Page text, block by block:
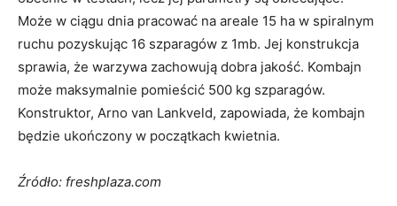
Może w ciągu dnia pracować na areale 15 ha w spiralnym
ruchu pozyskując 16 szparagów z 1mb. Jej konstrukcja
sprawia, że warzywa zachowują dobra jakość. Kombajn
może maksymalnie pomieścić 500 kg szparagów.
Konstruktor, Arno van Lankveld, zapowiada, że kombajn
będzie ukończony w początkach kwietnia.
Źródło: freshplaza.com